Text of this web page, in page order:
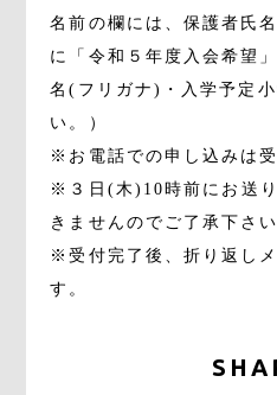
名前の欄には、保護者氏
に「令和５年度入会希望
名(フリガナ)・入学予定
い。）
※お電話での申し込みは
※３日(木)10時前にお送
きませんのでご了承下さい
※受付完了後、折り返し
す。